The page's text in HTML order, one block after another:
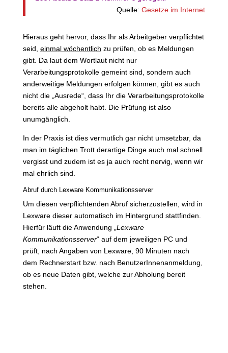
Quelle:Gesetze im Internet
Hieraus geht hervor, dass Ihr als Arbeitgeber verpflichtet
seid, einmal wöchentlich zu prüfen, ob es Meldungen
gibt. Da laut dem Wortlaut nicht nur
Verarbeitungsprotokolle gemeint sind, sondern auch
anderweitige Meldungen erfolgen können, gibt es auch
nicht die „Ausrede“, dass Ihr die Verarbeitungsprotokolle
bereits alle abgeholt habt. Die Prüfung ist also
unumgänglich.
In der Praxis ist dies vermutlich gar nicht umsetzbar, da
man im täglichen Trott derartige Dinge auch mal schnell
vergisst und zudem ist es ja auch recht nervig, wenn wir
mal ehrlich sind.
Abruf durch Lexware Kommunikationsserver
Um diesen verpflichtenden Abruf sicherzustellen, wird in
Lexware dieser automatisch im Hintergrund stattfinden.
Hierfür läuft die Anwendung „ Lexware
Kommunikationsserver“ auf dem jeweiligen PC und
prüft, nach Angaben von Lexware, 90 Minuten nach
dem Rechnerstart bzw. nach BenutzerInnenanmeldung,
ob es neue Daten gibt, welche zur Abholung bereit
stehen.